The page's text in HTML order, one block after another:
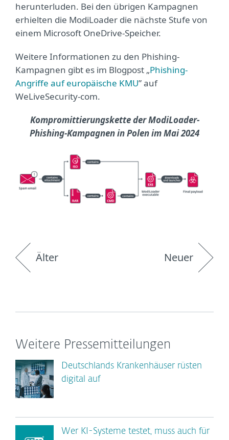
herunterluden. Bei den übrigen Kampagnen
erhielten die ModiLoader die nächste Stufe von
einem Microsoft OneDrive-Speicher.
Weitere Informationen zu den Phishing-
Kampagnen gibt es im Blogpost „Phishing-
Angriffe auf europäische KMU” auf
WeLiveSecurity-com.
Kompromittierungskette der ModiLoader-
Phishing-Kampagnen in Polen im Mai 2024
Älter Neuer
Weitere Pressemitteilungen
Deutschlands Krankenhäuser rüsten
digital auf
Wer KI-Systeme testet, muss auch für